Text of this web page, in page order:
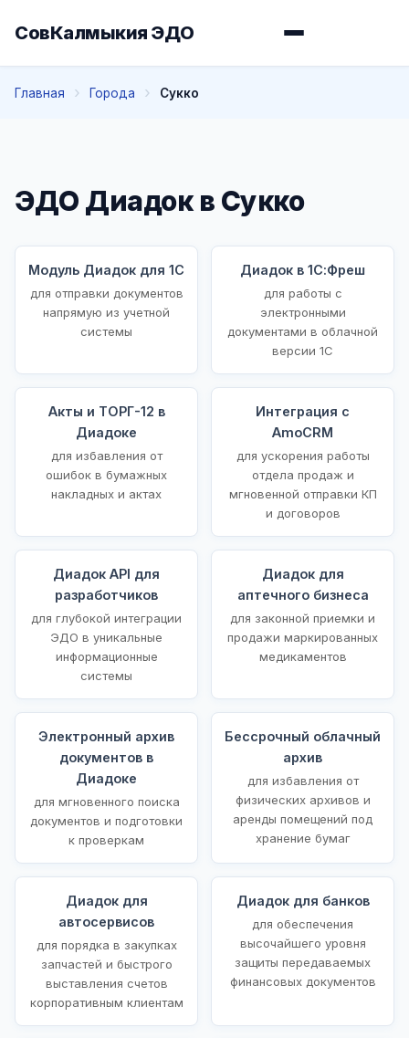
СовКалмыкия ЭДО
Главная Города Сукко
ЭДО Диадок в Сукко
Модуль Диадок для 1С
для отправки документов
напрямую из учетной
системы
Диадок в 1С:Фреш
для работы с
электронными
документами в облачной
версии 1С
Акты и ТОРГ-12 в
Диадоке
для избавления от
ошибок в бумажных
накладных и актах
Интеграция с
AmoCRM
для ускорения работы
отдела продаж и
мгновенной отправки КП
и договоров
Диадок API для
разработчиков
для глубокой интеграции
ЭДО в уникальные
информационные
системы
Диадок для
аптечного бизнеса
для законной приемки и
продажи маркированных
медикаментов
Электронный архив
документов в
Диадоке
для мгновенного поиска
документов и подготовки
к проверкам
Бессрочный облачный
архив
для избавления от
физических архивов и
аренды помещений под
хранение бумаг
Диадок для
автосервисов
для порядка в закупках
запчастей и быстрого
выставления счетов
корпоративным клиентам
Диадок для банков
для обеспечения
высочайшего уровня
защиты передаваемых
финансовых документов